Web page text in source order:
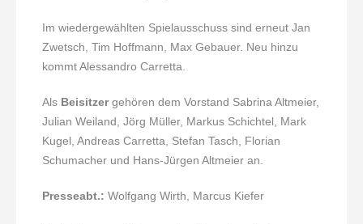
Im wiedergewählten Spielausschuss sind erneut Jan
Zwetsch, Tim Hoffmann, Max Gebauer. Neu hinzu
kommt Alessandro Carretta.
Als Beisitzergehören dem Vorstand Sabrina Altmeier,
Julian Weiland, Jörg Müller, Markus Schichtel, Mark
Kugel, Andreas Carretta, Stefan Tasch, Florian
Schumacher und Hans-Jürgen Altmeier an.
Presseabt.: Wolfgang Wirth, Marcus Kiefer